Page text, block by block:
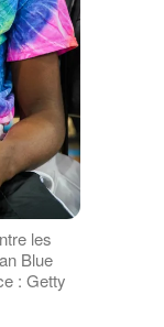
les
Blue
: Getty